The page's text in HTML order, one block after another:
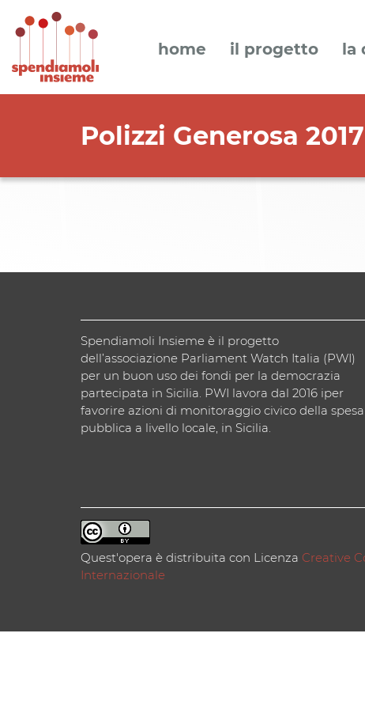
home il progetto la
Polizzi Generosa 2017
Spendiamoli Insieme è il progetto
dell’associazione Parliament Watch Italia (PWI)
per un buon uso dei fondi per la democrazia
partecipata in Sicilia. PWI lavora dal 2016 iper
favorire azioni di monitoraggio civico della spesa
pubblica a livello locale, in Sicilia.
Quest'opera è distribuita con Licenza Creative
Internazionale